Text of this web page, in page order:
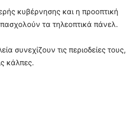
κυβέρνησης και η προοπτική
τα τηλεοπτικά πάνελ.
συνεχίζουν τις περιοδείες τους,
κάλπες.